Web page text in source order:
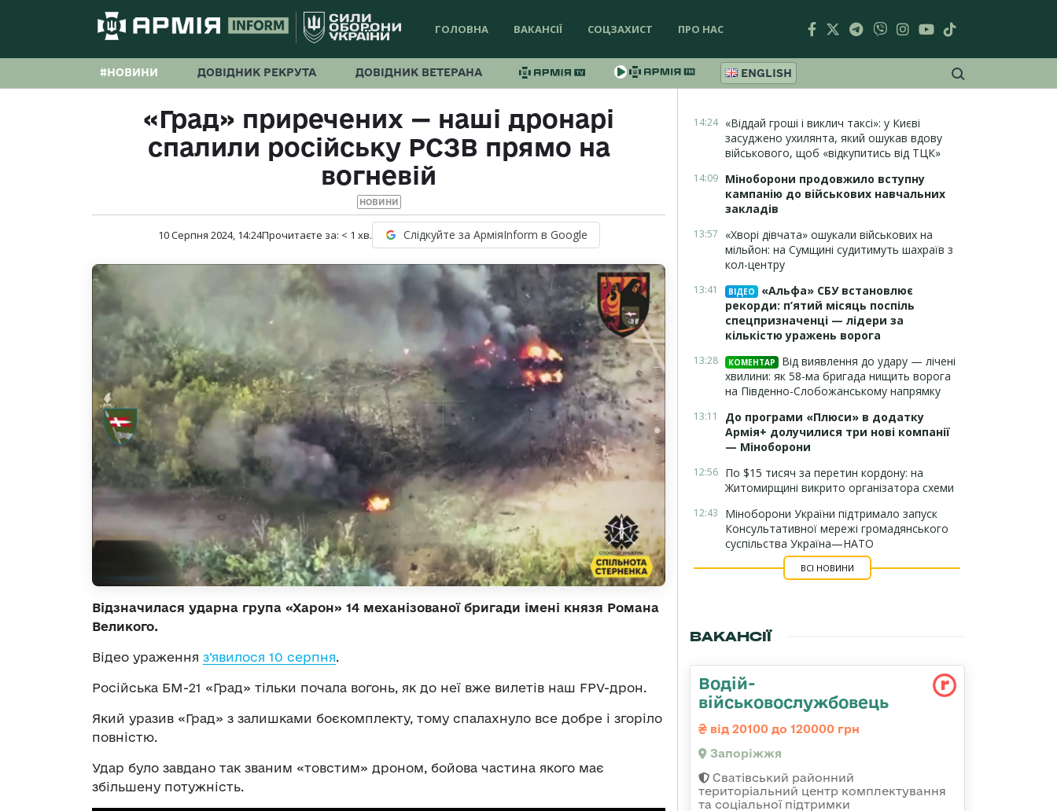
ГОЛОВНА ВАКАНСІЇ СОЦЗАХИСТ ПРО НАС
#НОВИНИ ДОВІДНИК РЕКРУТА ДОВІДНИК ВЕТЕРАНА ENGLISH
«Град» приречених — наші дронарі
спалили російську РСЗВ прямо на
вогневій
НОВИНИ
10 Серпня 2024, 14:24Прочитаєте за: < 1 хв. Слідкуйте за АрміяInform в Google
Відзначилася ударна група «Харон» 14 механізованої бригади імені князя Романа
Великого.
Відео ураження з’явилося 10 серпня.
Російська БМ-21 «Град» тільки почала вогонь, як до неї вже вилетів наш FPV-дрон.
Який уразив «Град» з залишками боєкомплекту, тому спалахнуло все добре і згоріло
повністю.
Удар було завдано так званим «товстим» дроном, бойова частина якого має
збільшену потужність.
14:24 «Віддай гроші і виклич таксі»: у Києві
засуджено ухилянта, який ошукав вдову
військового, щоб «відкупитись від ТЦК»
14:09 Міноборони продовжило вступну
кампанію до військових навчальних
закладів
13:57
«Хворі дівчата» ошукали військових на
мільйон: на Сумщині судитимуть шахраїв з
кол-центру
13:41 ВІДЕО
«Альфа» СБУ встановлює
рекорди: п’ятий місяць поспіль
спецпризначенці — лідери за
кількістю уражень ворога
13:28 КОМЕНТАР
Від виявлення до удару — лічені
хвилини: як 58-ма бригада нищить ворога
на Південно-Слобожанському напрямку
13:11
До програми «Плюси» в додатку
Армія+ долучилися три нові компанії
— Міноборони
12:56 По $15 тисяч за перетин кордону: на
Житомирщині викрито організатора схеми
12:43
Міноборони України підтримало запуск
Консультативної мережі громадянського
суспільства Україна—НАТО
ВСІ НОВИНИ
ВАКАНСІЇ
Водій-
військовослужбовець
від 20100 до 120000 грн
Запоріжжя
Сватівський районний
територіальний центр комплектування
та соціальної підтримки